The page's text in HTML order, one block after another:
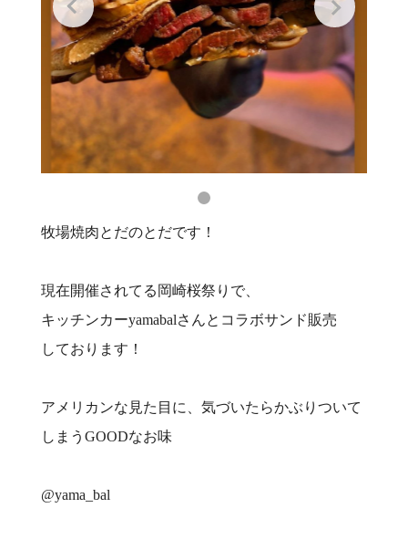
牧場焼肉とだのとだです！
現在開催されてる岡崎桜祭りで、
キッチンカーyamabalさんとコラボサンド販売
しております！
アメリカンな見た目に、気づいたらかぶりついて
しまうGOODなお味
@yama_bal